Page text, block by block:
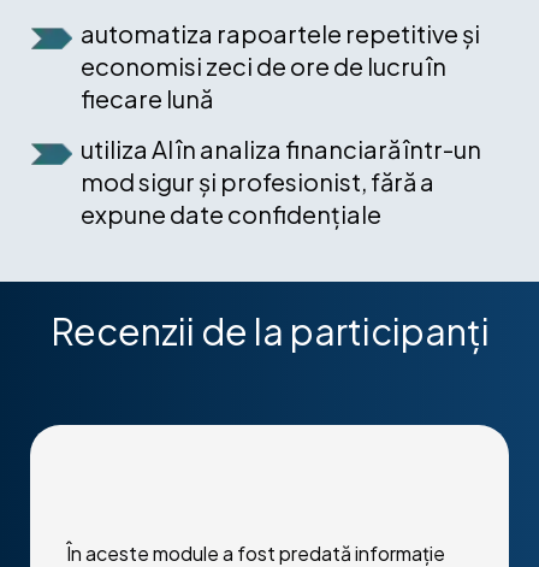
automatiza rapoartele repetitive și
economisi zeci de ore de lucru în
fiecare lună
utiliza AI în analiza financiară într-un
mod sigur și profesionist, fără a
expune date confidențiale
Recenzii de la participanți
În aceste module a fost predată informație